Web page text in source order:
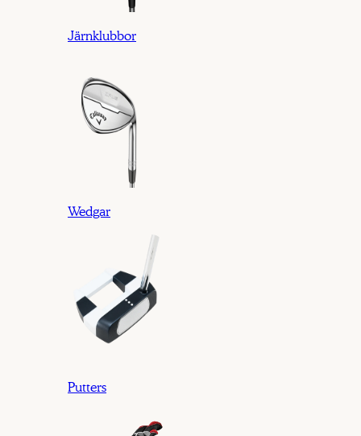
Järnklubbor
Wedgar
Putters